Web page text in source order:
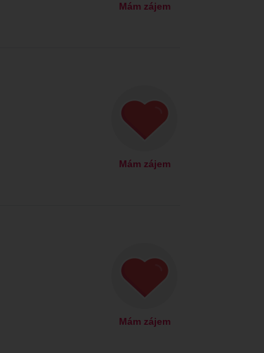
Mám zájem
Mám zájem
Mám zájem